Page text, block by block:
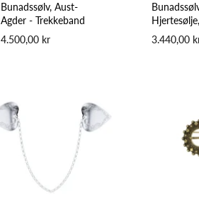
Bunadssølv, Aust-
Agder - Trekkeband
4.500,00 kr
3.440,00